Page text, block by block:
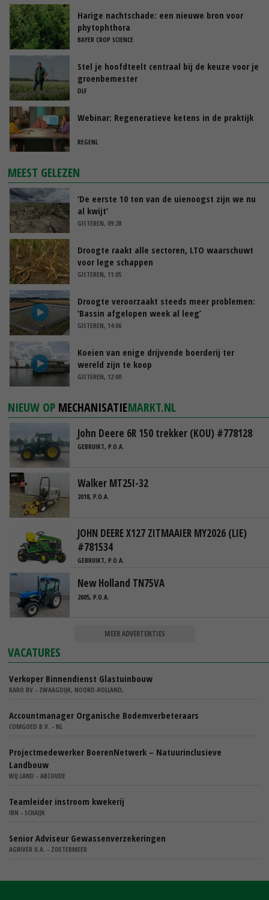
Harige nachtschade: een nieuwe bron voor
phytophthora
BAYER CROP SCIENCE
Stel je hoofdteelt centraal bij de keuze voor je
groenbemester
DLF
Webinar: Regeneratieve ketens in de praktijk
REGENL
MEEST GELEZEN
‘De eerste 10 ton van de uienoogst zijn we nu
al kwijt’
GISTEREN, 09:28
Droogte raakt alle sectoren, LTO waarschuwt
voor lege schappen
GISTEREN, 11:05
Droogte veroorzaakt steeds meer problemen:
‘Bassin afgelopen week al leeg’
GISTEREN, 14:06
Koeien van enige drijvende boerderij ter
wereld zijn te koop
GISTEREN, 12:00
NIEUW OP MECHANISATIEMARKT.NL
John Deere 6R 150 trekker (KOU) #778128
GEBRUIKT, P.O.A.
Walker MT25I-32
2018, P.O.A.
JOHN DEERE X127 ZITMAAIER MY2026 (LIE)
#781534
GEBRUIKT, P.O.A.
New Holland TN75VA
2005, P.O.A.
MEER ADVERTENTIES
VACATURES
Verkoper Binnendienst Glastuinbouw
KARO BV - ZWAAGDIJK, NOORD-HOLLAND,
Accountmanager Organische Bodemverbeteraars
COMGOED B.V. - NL
Projectmedewerker BoerenNetwerk – Natuurinclusieve
Landbouw
WIJ.LAND - ABCOUDE
Teamleider instroom kwekerij
IBN - SCHAIJK
Senior Adviseur Gewassenverzekeringen
AGRIVER U.A. - ZOETERMEER